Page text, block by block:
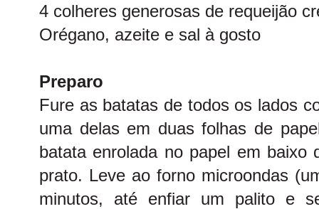
4 colheres generosas de requeijão
Orégano, azeite e sal à gosto
Preparo
Fure as batatas de todos os lados
uma delas em duas folhas de
batata enrolada no papel em baixo
prato. Leve ao forno microondas
minutos, até enfiar um palito e